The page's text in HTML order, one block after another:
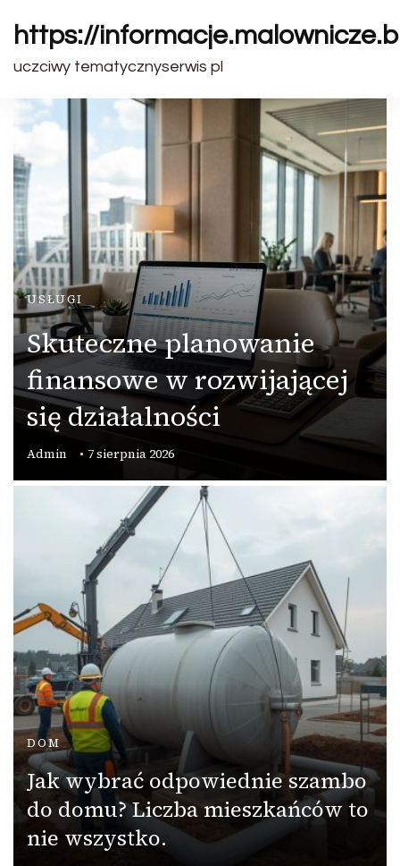
https://
uczciwy tematycznyserwis pl
USŁUGI
Skuteczne planowanie
finansowe w rozwijającej
się działalności
Admin 7 sierpnia 2026
DOM
Jak wybrać odpowiednie szambo
do domu? Liczba mieszkańców to
nie wszystko.